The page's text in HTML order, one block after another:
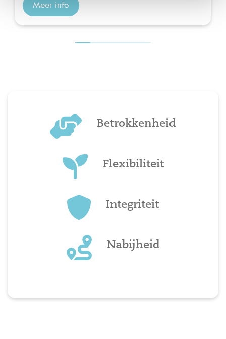
Meer info
Betrokkenheid
Flexibiliteit
Integriteit
Nabijheid